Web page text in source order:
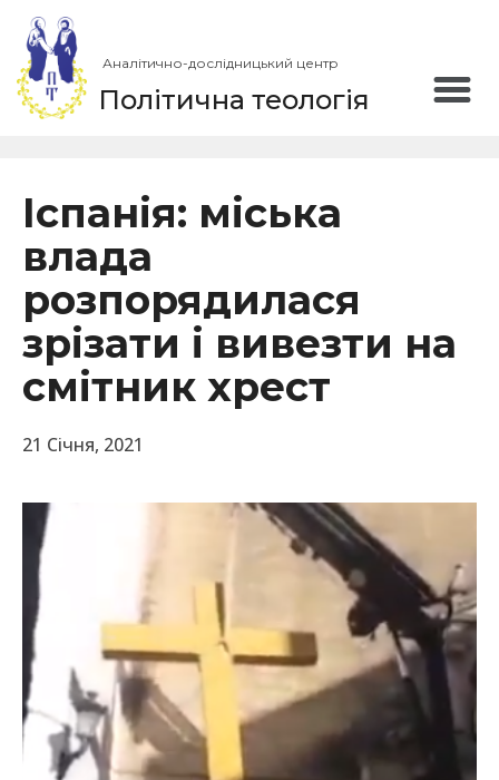
Аналітично-дослідницький центр
Політична теологія
Іспанія: міська
влада
розпорядилася
зрізати і вивезти на
смітник хрест
21 Січня, 2021